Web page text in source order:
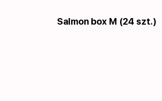
Salmon box M (24 szt.)